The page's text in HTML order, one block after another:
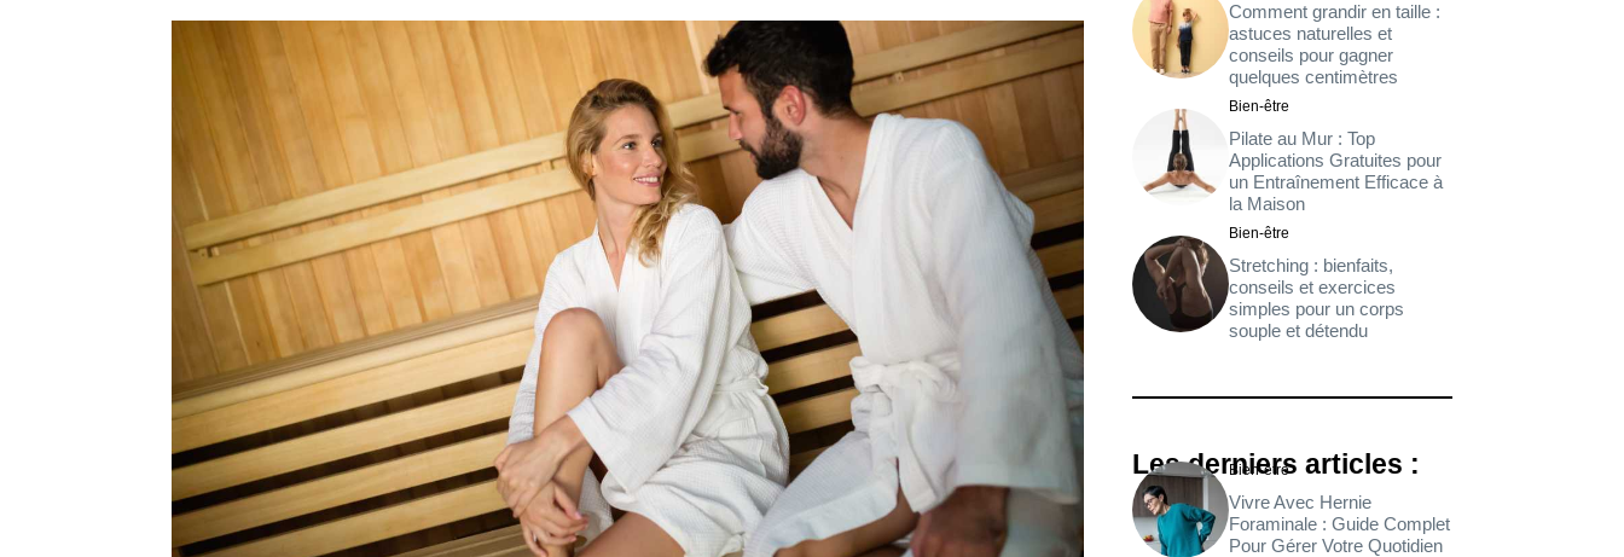
Comment grandir en taille :
astuces naturelles et
conseils pour gagner
quelques centimètres
Bien-être
Pilate au Mur : Top
Applications Gratuites pour
un Entraînement Efficace à
la Maison
Bien-être
Stretching : bienfaits,
conseils et exercices
simples pour un corps
souple et détendu
Les derniers articles :
Bien-être
Vivre Avec Hernie
Foraminale : Guide Complet
Pour Gérer Votre Quotidien